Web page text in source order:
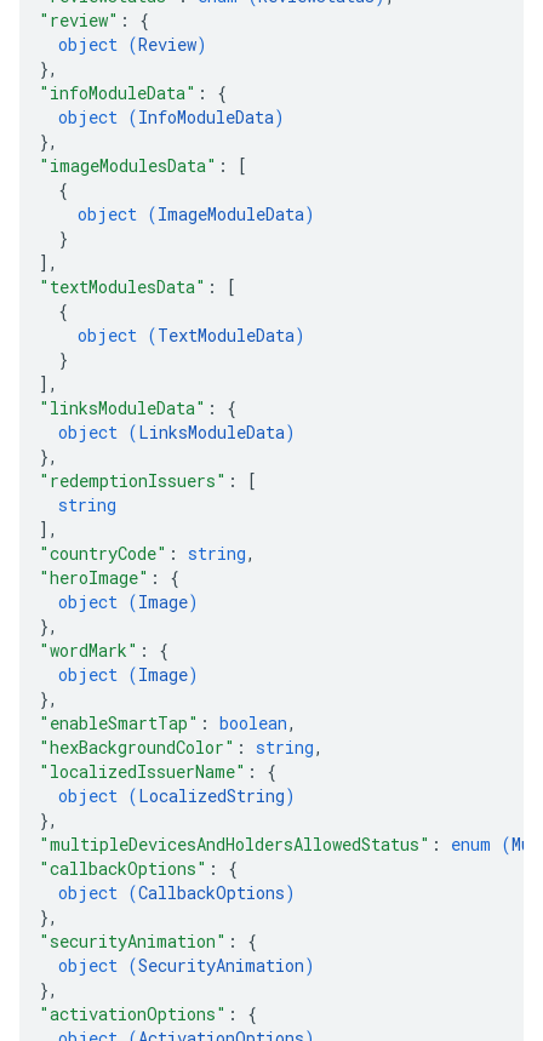
"review" : {
object (Review)
},
"infoModuleData" : {
object (InfoModuleData)
},
"imageModulesData" :
[
{
object (ImageModuleData)
}
] ,
"textModulesData" :
[
{
object (TextModuleData)
}
] ,
"linksModuleData" : {
object (LinksModuleData)
},
"redemptionIssuers" :
[
string
] ,
"countryCode" : string,
"heroImage" : {
object (Image)
},
"wordMark" : {
object (Image)
},
"enableSmartTap" : boolean,
"hexBackgroundColor" : string,
"localizedIssuerName" : {
object (LocalizedString)
},
"multipleDevicesAndHoldersAllowedStatus" : enum (
"callbackOptions" : {
object (CallbackOptions)
},
"securityAnimation" : {
object (SecurityAnimation)
},
"activationOptions" : {